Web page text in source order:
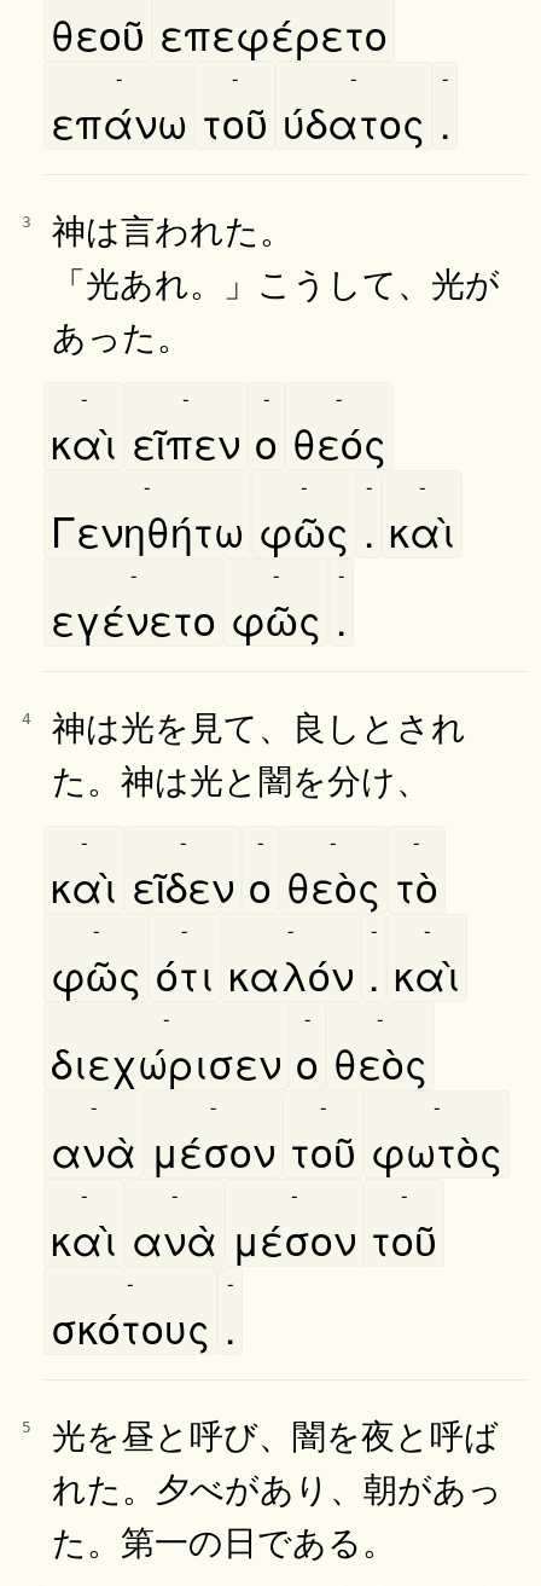
θεοῦ επεφέρετο
επάνω
-
τοῦ
-
ύδατος
-
.
-
3
神は言われた。
「光あれ。」こうして、光が
あった。
καὶ
-
εῖπεν
-
ο
-
θεός
-
Γενηθήτω
-
φῶς
-
.
-
καὶ
-
εγένετο
-
φῶς
-
.
-
4
神は光を見て、良しとされ
た。神は光と闇を分け、
καὶ
-
εῖδεν
-
ο
-
θεὸς
-
τὸ
-
φῶς
-
ότι
-
καλόν
-
.
-
καὶ
-
διεχώρισεν
-
ο
-
θεὸς
-
ανὰ
-
μέσον
-
τοῦ
-
φωτὸς
-
καὶ
-
ανὰ
-
μέσον
-
τοῦ
-
σκότους
-
.
-
5
光を昼と呼び、闇を夜と呼ば
れた。夕べがあり、朝があっ
た。第一の日である。